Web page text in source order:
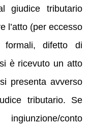
giudice tributario
l’atto (per eccesso
formali, difetto di
è ricevuto un atto
presenta avverso
tributario. Se
conto